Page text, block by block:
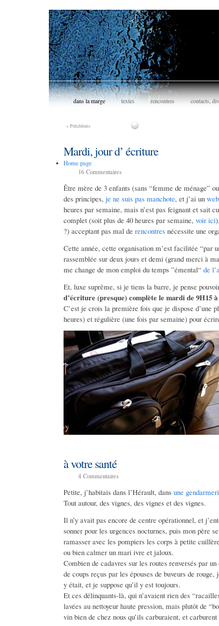
dans la marge textes rencontres contacts,
« Précédents
Mardi, jour d’ écriture
Home page
16 Commentaires
Être mère de 3 enfants (sans “femme de ménage”
des principes, je ne suis pas manchote, et j’ai un
heures par semaine, mais n’est pas feignant et sait
complet (soit plus de 40 heures par semaine, voir ici
?) acceptant pas mal de rencontres nécessite une
Cette année, cette organisation m’est facilitée “par
rassemblée sur deux jours et demi (grand merci à
me change de mon emploi du temps ”émental“ de
Et, luxe suprême, si je tiens la barre, je pense
d’écriture (presque) complète le mardi de 9H15 à
C’est je crois la première fois que je dispose d’une
heures) et régulière (une fois par semaine) pour
à votre santé
4 Commentaires
Petite, j’habitais dans l’Hérault, dans une
Tout autour, des vignes, des vignes et des vignes.
Il n’y avait pas encore de centre opérationnel, et
sonner pour les urgences nocturnes, puis mon père
ramasser avec les pompiers les corps à petite
ou bien calmer un mari ivre et jaloux.
Combien de cadavres sur les routes renversés par
de coups reçus par les épouses de buveurs de
y était, et je suppose qu’il y est toujours.
Et ces délinquants-là, qui n’avaient rien des
lavées au nettoyeur haute pression, mais plutôt de
vin bien de chez nous qu’ils carburaient, et